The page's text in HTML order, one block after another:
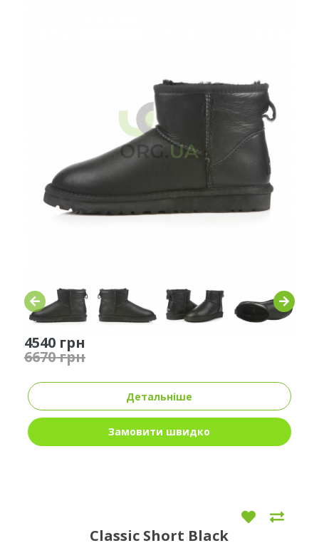
4540 грн
6670 грн
Детальніше
Замовити швидко
Classic Short Black